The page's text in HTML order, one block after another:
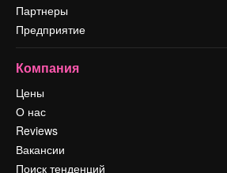
Партнеры
Предприятие
Компания
Цены
О нас
Reviews
Вакансии
Поиск тенденций